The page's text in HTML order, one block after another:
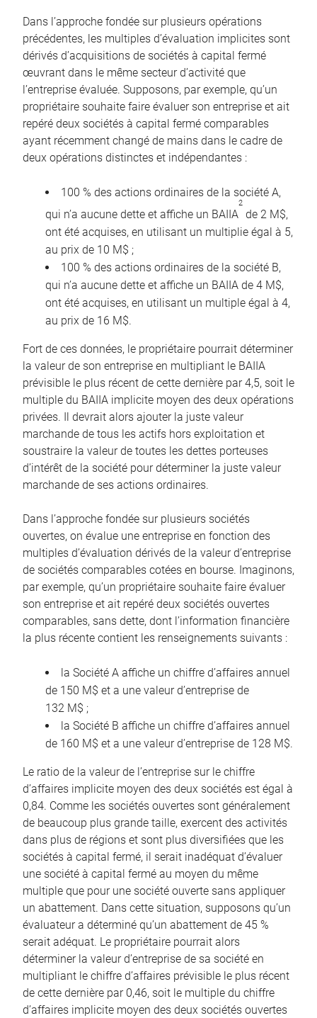
Dans l’approche fondée sur plusieurs opérations
précédentes, les multiples d’évaluation implicites sont
dérivés d’acquisitions de sociétés à capital fermé
œuvrant dans le même secteur d’activité que
l’entreprise évaluée. Supposons, par exemple, qu’un
propriétaire souhaite faire évaluer son entreprise et ait
repéré deux sociétés à capital fermé comparables
ayant récemment changé de mains dans le cadre de
deux opérations distinctes et indépendantes :
100 % des actions ordinaires de la société A,
qui n’a aucune dette et affiche un BAIIA
2
de 2 M$,
ont été acquises, en utilisant un multiplie égal à 5,
au prix de 10 M$ ;
100 % des actions ordinaires de la société B,
qui n’a aucune dette et affiche un BAIIA de 4 M$,
ont été acquises, en utilisant un multiple égal à 4,
au prix de 16 M$.
Fort de ces données, le propriétaire pourrait déterminer
la valeur de son entreprise en multipliant le BAIIA
prévisible le plus récent de cette dernière par 4,5, soit le
multiple du BAIIA implicite moyen des deux opérations
privées. Il devrait alors ajouter la juste valeur
marchande de tous les actifs hors exploitation et
soustraire la valeur de toutes les dettes porteuses
d’intérêt de la société pour déterminer la juste valeur
marchande de ses actions ordinaires.
Dans l’approche fondée sur plusieurs sociétés
ouvertes, on évalue une entreprise en fonction des
multiples d’évaluation dérivés de la valeur d’entreprise
de sociétés comparables cotées en bourse. Imaginons,
par exemple, qu’un propriétaire souhaite faire évaluer
son entreprise et ait repéré deux sociétés ouvertes
comparables, sans dette, dont l’information financière
la plus récente contient les renseignements suivants :
la Société A affiche un chiffre d’affaires annuel
de 150 M$ et a une valeur d’entreprise de
132 M$ ;
la Société B affiche un chiffre d’affaires annuel
de 160 M$ et a une valeur d’entreprise de 128 M$.
Le ratio de la valeur de l’entreprise sur le chiffre
d’affaires implicite moyen des deux sociétés est égal à
0,84. Comme les sociétés ouvertes sont généralement
de beaucoup plus grande taille, exercent des activités
dans plus de régions et sont plus diversifiées que les
sociétés à capital fermé, il serait inadéquat d’évaluer
une société à capital fermé au moyen du même
multiple que pour une société ouverte sans appliquer
un abattement. Dans cette situation, supposons qu’un
évaluateur a déterminé qu’un abattement de 45 %
serait adéquat. Le propriétaire pourrait alors
déterminer la valeur d’entreprise de sa société en
multipliant le chiffre d’affaires prévisible le plus récent
de cette dernière par 0,46, soit le multiple du chiffre
d’affaires implicite moyen des deux sociétés ouvertes